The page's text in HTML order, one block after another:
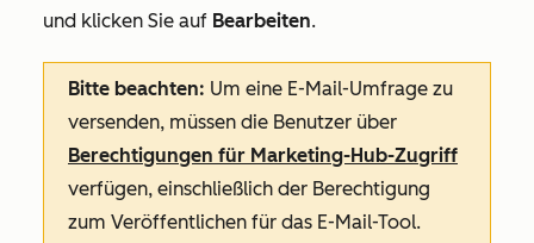
und klicken Sie auf Bearbeiten.
Bitte beachten: Um eine E-Mail-Umfrage zu
versenden, müssen die Benutzer über
Berechtigungen für Marketing-Hub-Zugriff
verfügen, einschließlich der Berechtigung
zum Veröffentlichen für das E-Mail-Tool.